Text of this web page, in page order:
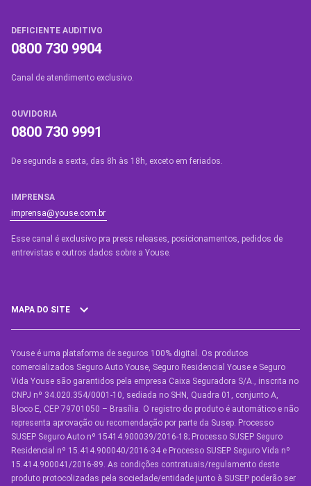
DEFICIENTE AUDITIVO
0800 730 9904
Canal de atendimento exclusivo.
OUVIDORIA
0800 730 9991
De segunda a sexta, das 8h às 18h, exceto em feriados.
IMPRENSA
imprensa@youse.com.br
Esse canal é exclusivo pra press releases, posicionamentos, pedidos de
entrevistas e outros dados sobre a Youse.​
MAPA DO SITE
SEGUROS
Seguro Auto
Seguro Auto para Terceiros
Seguro por Marcas de Carro
Seguro Residencial
Youse é uma plataforma de seguros 100% digital. Os produtos
comercializados Seguro Auto Youse, Seguro Residencial Youse e Seguro
Vida Youse são garantidos pela empresa Caixa Seguradora S/A., inscrita no
CNPJ nº 34.020.354/0001-10, sediada no SHN, Quadra 01, conjunto A,
Bloco E, CEP 79701050 – Brasília. O registro do produto é automático e não
representa aprovação ou recomendação por parte da Susep. Processo
SUSEP Seguro Auto nº 15414.900039/2016-18; Processo SUSEP Seguro
Residencial nº 15.414.900040/2016-34 e Processo SUSEP Seguro Vida nº
15.414.900041/2016-89. As condições contratuais/regulamento deste
produto protocolizadas pela sociedade/entidade junto à SUSEP poderão ser